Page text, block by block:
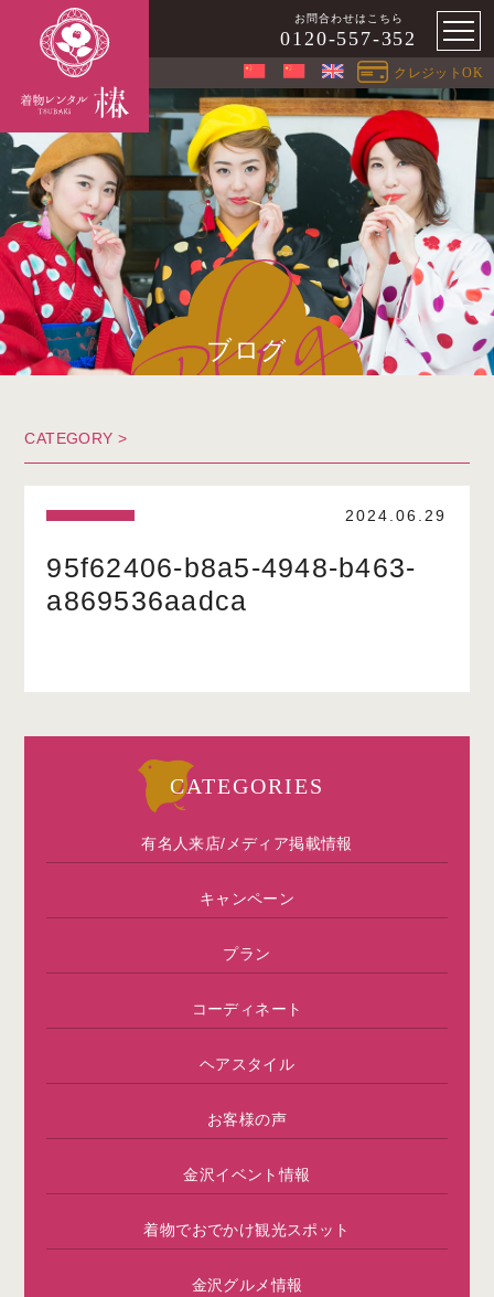
お問合わせはこちら
0120-557-352
クレジットOK
ブログ
CATEGORY >
2024.06.29
95f62406-b8a5-4948-b463-
a869536aadca
CATEGORIES
有名人来店/メディア掲載情報
キャンペーン
プラン
コーディネート
ヘアスタイル
お客様の声
金沢イベント情報
着物でおでかけ観光スポット
金沢グルメ情報